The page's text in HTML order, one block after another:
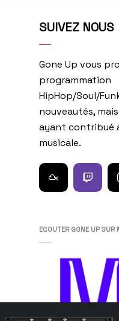
SUIVEZ NOUS
Gone Up vous
programmation
HipHop/Soul/
nouveautés,
ayant contribué
musicale.
ECOUTER GONE UP SUR